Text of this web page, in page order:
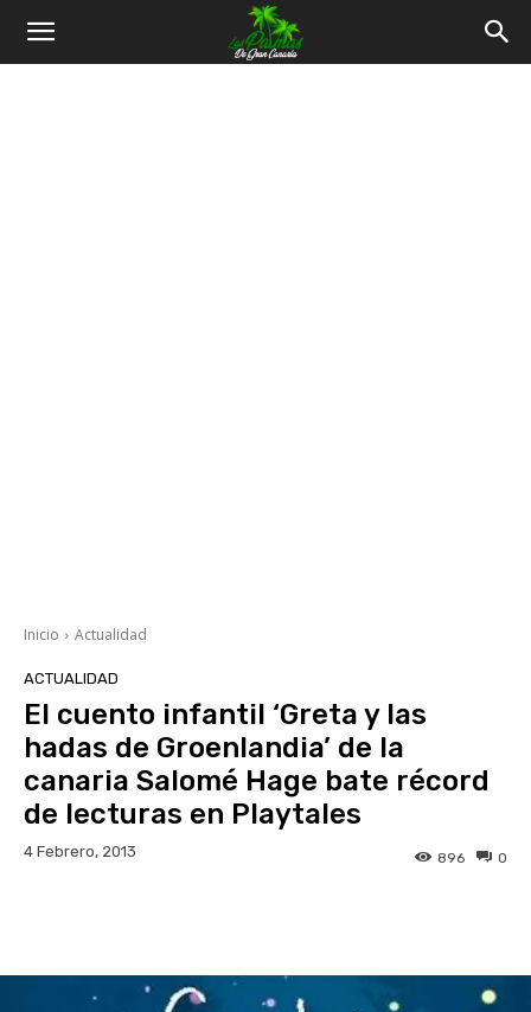
Inicio Actualidad
ACTUALIDAD
El cuento infantil ‘Greta y las
hadas de Groenlandia’ de la
canaria Salomé Hage bate récord
de lecturas en Playtales
4 Febrero, 2013 0
896